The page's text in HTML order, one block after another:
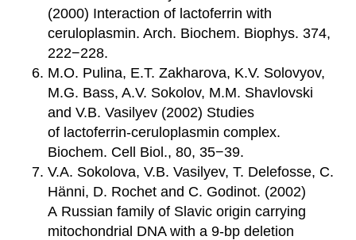
(2000) Interaction of lactoferrin with
ceruloplasmin. Arch. Biochem. Biophys. 374,
222−228.
M.O. Pulina, E.T. Zakharova, K.V. Solovyov,
M.G. Bass, A.V. Sokolov, M.M. Shavlovski
and V.B. Vasilyev (2002) Studies
of lactoferrin-ceruloplasmin complex.
Biochem. Cell Biol., 80, 35−39.
V.A. Sokolova, V.B. Vasilyev, T. Delefosse, C.
Hänni, D. Rochet and C. Godinot. (2002)
A Russian family of Slavic origin carrying
mitochondrial DNA with a 9-bp deletion